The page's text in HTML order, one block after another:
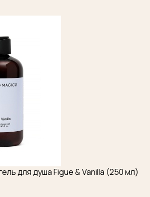
для душа Figue & Vanilla (250 мл)